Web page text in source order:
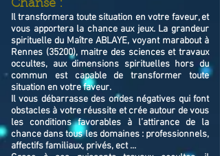
Chanse :
Il transformera toute situation en votre faveur, et
vous apportera la chance aux jeux. La grandeur
spirituelle du Maître ABLAYE, voyant marabout à
Rennes (35200), maitre des sciences et travaux
occultes, aux dimensions spirituelles hors du
commun est capable de transformer toute
situation en votre faveur.
Il vous débarrasse des ondes négatives qui font
obstacles à votre réussite et crée autour de vous
les conditions favorables à l’attirance de la
chance dans tous les domaines : professionnels,
affectifs familiaux, privés, ect ...